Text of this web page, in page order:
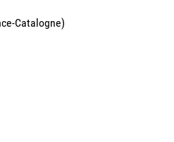
Catalogne)